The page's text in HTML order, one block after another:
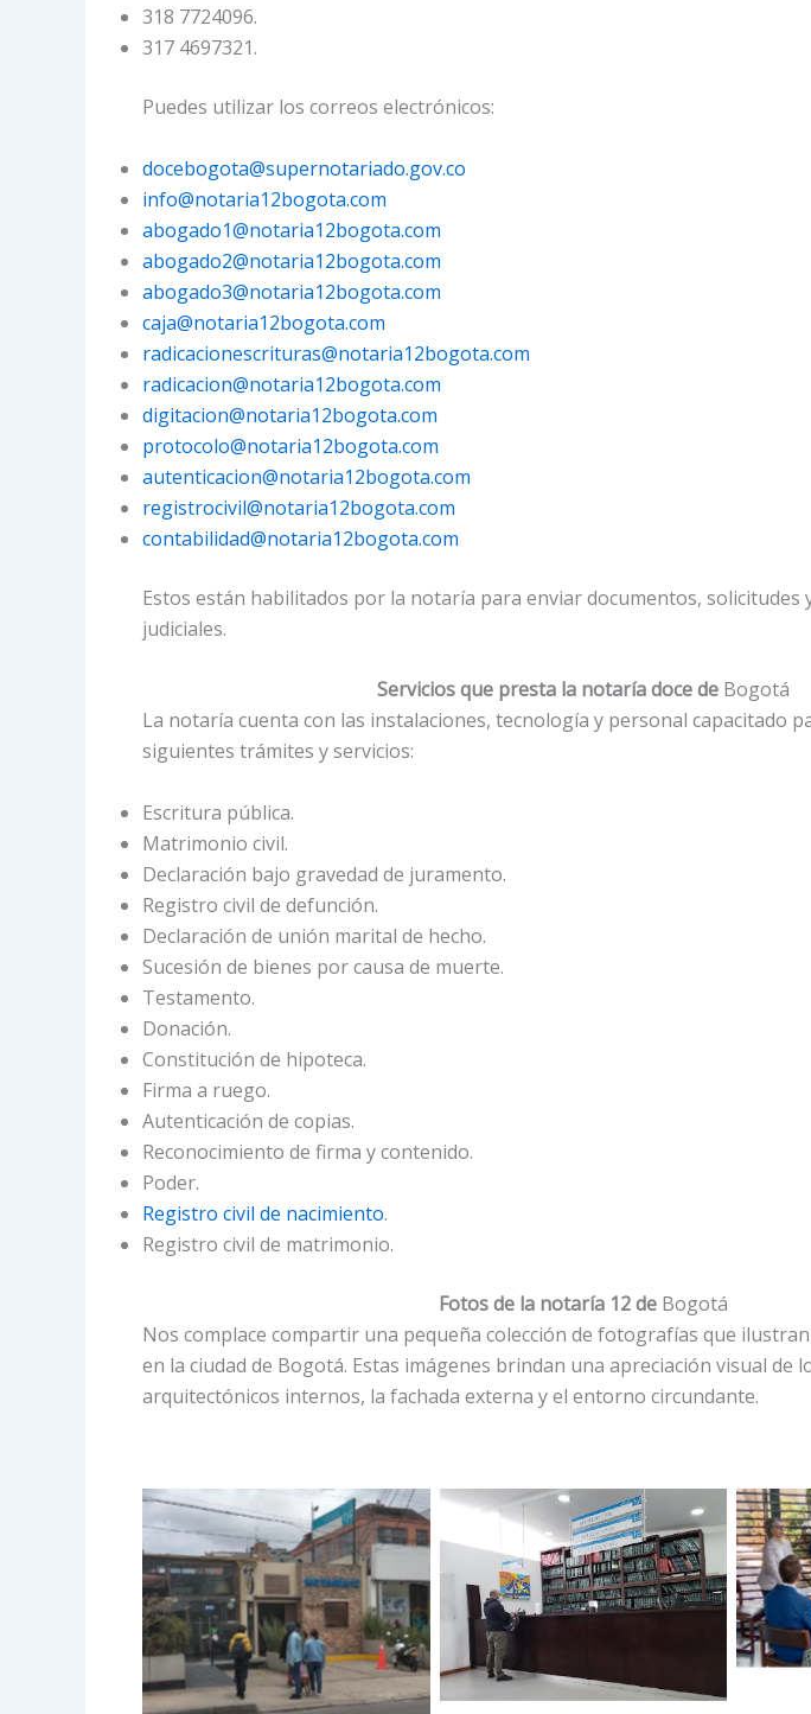
318 7724096.
317 4697321.
Puedes utilizar los correos electrónicos:
docebogota@supernotariado.gov.co
info@notaria12bogota.com
abogado1@notaria12bogota.com
abogado2@notaria12bogota.com
abogado3@notaria12bogota.com
caja@notaria12bogota.com
radicacionescrituras@notaria12bogota.com
radicacion@notaria12bogota.com
digitacion@notaria12bogota.com
protocolo@notaria12bogota.com
autenticacion@notaria12bogota.com
registrocivil@notaria12bogota.com
contabilidad@notaria12bogota.com
Estos están habilitados por la notaría para enviar documentos, solicitudes
judiciales.
Servicios que presta la notaría doce de Bogotá
La notaría cuenta con las instalaciones, tecnología y personal capacitado
siguientes trámites y servicios:
Escritura pública.
Matrimonio civil.
Declaración bajo gravedad de juramento.
Registro civil de defunción.
Declaración de unión marital de hecho.
Sucesión de bienes por causa de muerte.
Testamento.
Donación.
Constitución de hipoteca.
Firma a ruego.
Autenticación de copias.
Reconocimiento de firma y contenido.
Poder.
Registro civil de nacimiento.
Registro civil de matrimonio.
Fotos de la notaría 12 de Bogotá
Nos complace compartir una pequeña colección de fotografías que
en la ciudad de Bogotá. Estas imágenes brindan una apreciación visual de
arquitectónicos internos, la fachada externa y el entorno circundante.